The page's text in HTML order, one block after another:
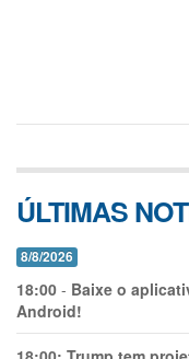
ÚLTIMAS
8/8/2026
18:00 - Baixe o
Android!